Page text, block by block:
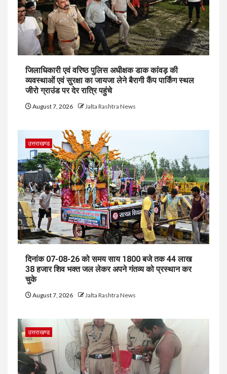
जिलाधिकारी एवं वरिष्ठ पुलिस अधीक्षक डाक कांवड़ की
व्यवस्थाओं एवं सुरक्षा का जायजा लेने बैरागी कैंप पार्किंग स्थल
जीरो ग्राउंड पर देर रात्रि पहुंचे
August 7, 2026 Jalta Rashtra News
उत्तराखण्ड
दिनांक 07-08-26 को समय साय 1800 बजे तक 44 लाख
38 हजार शिव भक्त जल लेकर अपने गंतव्य को प्रस्थान कर
चुके
August 7, 2026 Jalta Rashtra News
उत्तराखण्ड